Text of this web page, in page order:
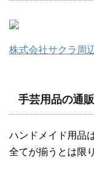
株式会社サクラ周
手芸用品の通
ハンドメイド用品
全てが揃うとは限